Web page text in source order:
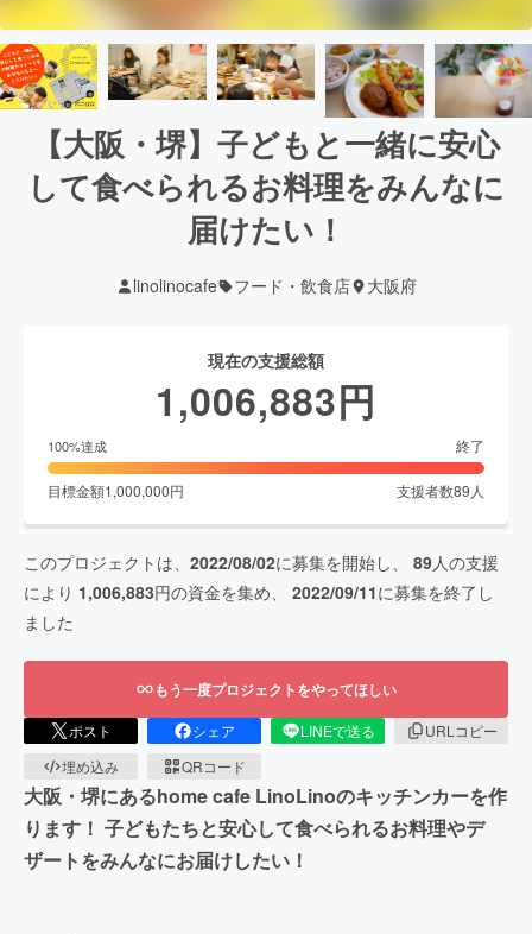
【大阪・堺】子どもと一緒に安心
して食べられるお料理をみんなに
届けたい！
linolinocafe フード・飲食店 大阪府
現在の支援総額
1,006,883円
100%達成 終了
目標金額1,000,000円 支援者数89 人
このプロジェクトは、 2022/08/02に募集を開始し、 89人の支援
により 1,006,883円の資金を集め、 2022/09/11に募集を終了し
ました
もう一度プロジェクトをやってほしい
ポスト シェア LINEで送る
URLコピー
埋め込み
QRコード
大阪・堺にあるhome cafe LinoLinoのキッチンカーを作
ります！ 子どもたちと安心して食べられるお料理やデ
ザートをみんなにお届けしたい！